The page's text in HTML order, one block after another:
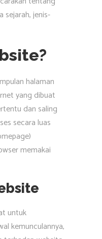
sejarah, jenis-
halaman
yang dibuat
dan saling
secara luas
memakai
untuk
kemunculannya,